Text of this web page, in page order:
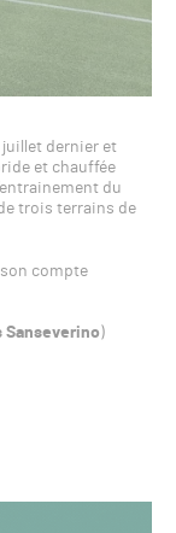
juillet dernier et
et chauffée
du
trois terrains de
compte
Sanseverino)